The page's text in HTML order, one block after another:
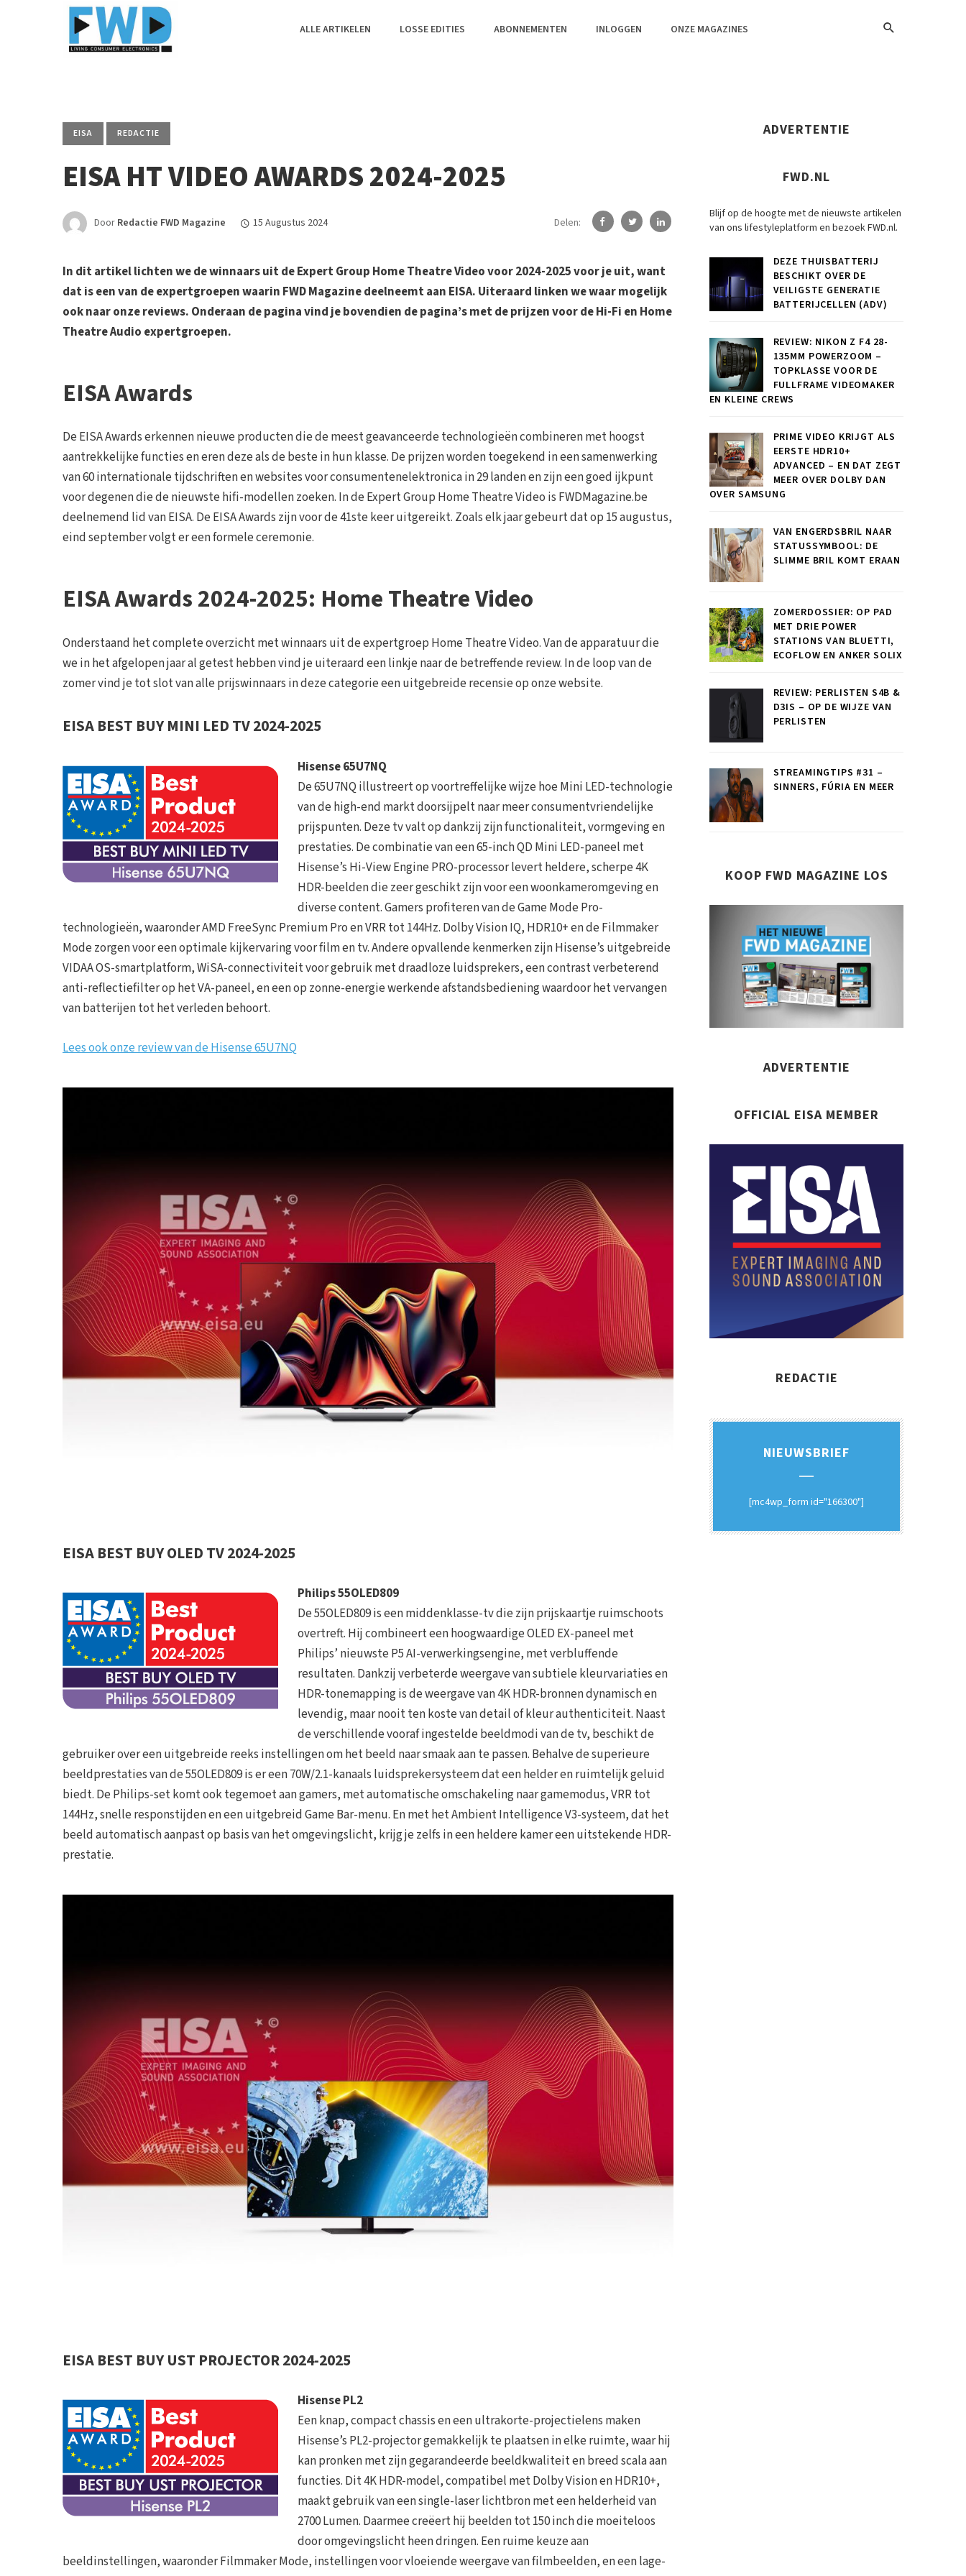
ALLE ARTIKELEN LOSSE EDITIES ABONNEMENTEN INLOGGEN ONZE MAGAZINES
EISA REDACTIE
EISA HT VIDEO AWARDS 2024-2025
Door Redactie FWD Magazine 15 Augustus 2024 Delen:
In dit artikel lichten we de winnaars uit de Expert Group Home Theatre Video voor 2024-2025 voor je uit, want
dat is een van de expertgroepen waarin FWD Magazine deelneemt aan EISA. Uiteraard linken we waar mogelijk
ook naar onze reviews. Onderaan de pagina vind je bovendien de pagina’s met de prijzen voor de Hi-Fi en Home
Theatre Audio expertgroepen.
EISA Awards
De EISA Awards erkennen nieuwe producten die de meest geavanceerde technologieën combineren met hoogst
aantrekkelijke functies en eren deze als de beste in hun klasse. De prijzen worden toegekend in een samenwerking
van 60 internationale tijdschriften en websites voor consumentenelektronica in 29 landen en zijn een goed ijkpunt
voor degenen die de nieuwste hifi-modellen zoeken. In de Expert Group Home Theatre Video is FWDMagazine.be
deelnemend lid van EISA. De EISA Awards zijn voor de 41ste keer uitgereikt. Zoals elk jaar gebeurt dat op 15 augustus,
eind september volgt er een formele ceremonie.
EISA Awards 2024-2025: Home Theatre Video
Onderstaand het complete overzicht met winnaars uit de expertgroep Home Theatre Video. Van de apparatuur die
we in het afgelopen jaar al getest hebben vind je uiteraard een linkje naar de betreffende review. In de loop van de
zomer vind je tot slot van alle prijswinnaars in deze categorie een uitgebreide recensie op onze website.
EISA BEST BUY MINI LED TV 2024-2025
Hisense 65U7NQ
De 65U7NQ illustreert op voortreffelijke wijze hoe Mini LED-technologie
van de high-end markt doorsijpelt naar meer consumentvriendelijke
prijspunten. Deze tv valt op dankzij zijn functionaliteit, vormgeving en
prestaties. De combinatie van een 65-inch QD Mini LED-paneel met
Hisense’s Hi-View Engine PRO-processor levert heldere, scherpe 4K
HDR-beelden die zeer geschikt zijn voor een woonkameromgeving en
diverse content. Gamers profiteren van de Game Mode Pro-
technologieën, waaronder AMD FreeSync Premium Pro en VRR tot 144Hz. Dolby Vision IQ, HDR10+ en de Filmmaker
Mode zorgen voor een optimale kijkervaring voor film en tv. Andere opvallende kenmerken zijn Hisense’s uitgebreide
VIDAA OS-smartplatform, WiSA-connectiviteit voor gebruik met draadloze luidsprekers, een contrast verbeterend
anti-reflectiefilter op het VA-paneel, en een op zonne-energie werkende afstandsbediening waardoor het vervangen
van batterijen tot het verleden behoort.
Lees ook onze review van de Hisense 65U7NQ
EISA BEST BUY OLED TV 2024-2025
Philips 55OLED809
De 55OLED809 is een middenklasse-tv die zijn prijskaartje ruimschoots
overtreft. Hij combineert een hoogwaardige OLED EX-paneel met
Philips’ nieuwste P5 AI-verwerkingsengine, met verbluffende
resultaten. Dankzij verbeterde weergave van subtiele kleurvariaties en
HDR-tonemapping is de weergave van 4K HDR-bronnen dynamisch en
levendig, maar nooit ten koste van detail of kleur authenticiteit. Naast
de verschillende vooraf ingestelde beeldmodi van de tv, beschikt de
gebruiker over een uitgebreide reeks instellingen om het beeld naar smaak aan te passen. Behalve de superieure
beeldprestaties van de 55OLED809 is er een 70W/2.1-kanaals luidsprekersysteem dat een helder en ruimtelijk geluid
biedt. De Philips-set komt ook tegemoet aan gamers, met automatische omschakeling naar gamemodus, VRR tot
144Hz, snelle responstijden en een uitgebreid Game Bar-menu. En met het Ambient Intelligence V3-systeem, dat het
beeld automatisch aanpast op basis van het omgevingslicht, krijg je zelfs in een heldere kamer een uitstekende HDR-
prestatie.
EISA BEST BUY UST PROJECTOR 2024-2025
Hisense PL2
Een knap, compact chassis en een ultrakorte-projectielens maken
Hisense’s PL2-projector gemakkelijk te plaatsen in elke ruimte, waar hij
kan pronken met zijn gegarandeerde beeldkwaliteit en breed scala aan
functies. Dit 4K HDR-model, compatibel met Dolby Vision en HDR10+,
maakt gebruik van een single-laser lichtbron met een helderheid van
2700 Lumen. Daarmee creëert hij beelden tot 150 inch die moeiteloos
door omgevingslicht heen dringen. Een ruime keuze aan
beeldinstellingen, waaronder Filmmaker Mode, instellingen voor vloeiende weergave van filmbeelden, en een lage-
ADVERTENTIE
FWD.NL
Blijf op de hoogte met de nieuwste artikelen
van ons lifestyleplatform en bezoek FWD.nl.
DEZE THUISBATTERIJ
BESCHIKT OVER DE
VEILIGSTE GENERATIE
BATTERIJCELLEN (ADV)
REVIEW: NIKON Z F4 28-
135MM POWERZOOM –
TOPKLASSE VOOR DE
FULLFRAME VIDEOMAKER
EN KLEINE CREWS
PRIME VIDEO KRIJGT ALS
EERSTE HDR10+
ADVANCED – EN DAT ZEGT
MEER OVER DOLBY DAN
OVER SAMSUNG
VAN ENGERDSBRIL NAAR
STATUSSYMBOOL: DE
SLIMME BRIL KOMT ERAAN
ZOMERDOSSIER: OP PAD
MET DRIE POWER
STATIONS VAN BLUETTI,
ECOFLOW EN ANKER SOLIX
REVIEW: PERLISTEN S4B &
D3IS – OP DE WIJZE VAN
PERLISTEN
STREAMINGTIPS #31 –
SINNERS, FÚRIA EN MEER
KOOP FWD MAGAZINE LOS
ADVERTENTIE
OFFICIAL EISA MEMBER
REDACTIE
NIEUWSBRIEF
[mc4wp_form id="166300"]